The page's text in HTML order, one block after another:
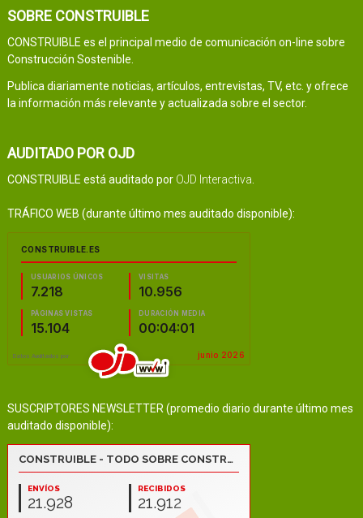
SOBRE CONSTRUIBLE
CONSTRUIBLE es el principal medio de comunicación on-line sobre
Construcción Sostenible.
Publica diariamente noticias, artículos, entrevistas, TV, etc. y ofrece
la información más relevante y actualizada sobre el sector.
AUDITADO POR OJD
CONSTRUIBLE está auditado por OJD Interactiva
TRÁFICO WEB (durante último mes auditado disponible):
SUSCRIPTORES NEWSLETTER (promedio diario durante último mes
auditado disponible):